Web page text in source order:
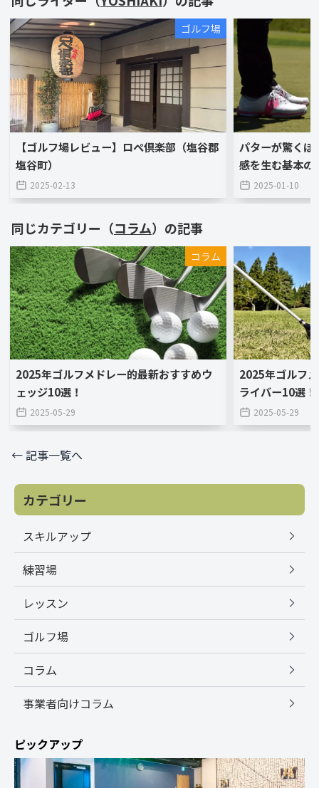
ゴルフ場
【ゴルフ場レビュー】ロペ倶楽部（塩谷郡
塩谷町）
2025-02-13
パターが驚くほ
感を生む基本の
2025-01-10
同じカテゴリー（コラム）の記事
コラム
2025年ゴルフメドレー的最新おすすめウ
ェッジ10選！
2025-05-29
2025年ゴルフ
ライバー10選！
2025-05-29
← 記事一覧へ
カテゴリー
スキルアップ
練習場
レッスン
ゴルフ場
コラム
事業者向けコラム
ピックアップ